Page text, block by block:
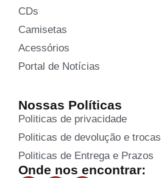
CDs
Camisetas
Acessórios
Portal de Notícias
Nossas Políticas
Politicas de privacidade
Politicas de devolução e trocas
Politicas de Entrega e Prazos
Onde nos encontrar: